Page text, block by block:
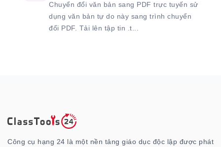
Chuyển đổi văn bản sang PDF trực tuyến sử
dụng văn bản tự do này sang trình chuyển
đổi PDF. Tải lên tập tin .t...
Công cụ hạng 24 là một nền tảng giáo dục độc lập được phát